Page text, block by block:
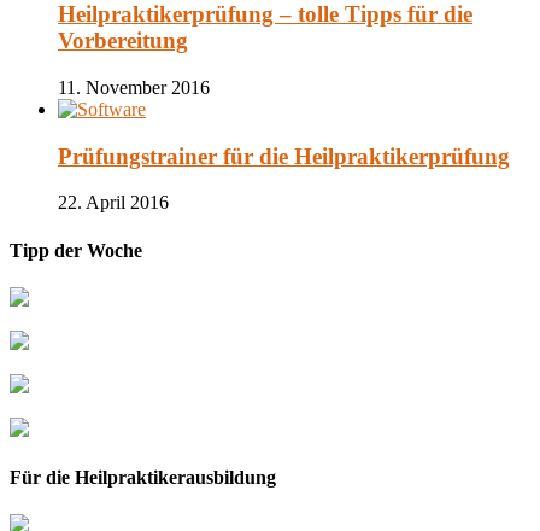
Heilpraktikerprüfung – tolle Tipps für die
Vorbereitung
11. November 2016
Prüfungstrainer für die Heilpraktikerprüfung
22. April 2016
Tipp der Woche
Für die Heilpraktikerausbildung